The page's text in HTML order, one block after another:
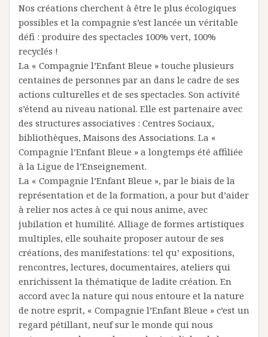
Nos créations cherchent à être le plus écologiques
possibles et la compagnie s’est lancée un véritable
défi : produire des spectacles 100% vert, 100%
recyclés !
La « Compagnie l’Enfant Bleue » touche plusieurs
centaines de personnes par an dans le cadre de ses
actions culturelles et de ses spectacles. Son activité
s’étend au niveau national. Elle est partenaire avec
des structures associatives : Centres Sociaux,
bibliothèques, Maisons des Associations. La «
Compagnie l’Enfant Bleue » a longtemps été affiliée
à la Ligue de l’Enseignement.
La « Compagnie l’Enfant Bleue », par le biais de la
représentation et de la formation, a pour but d’aider
à relier nos actes à ce qui nous anime, avec
jubilation et humilité. Alliage de formes artistiques
multiples, elle souhaite proposer autour de ses
créations, des manifestations: tel qu’ expositions,
rencontres, lectures, documentaires, ateliers qui
enrichissent la thématique de ladite création. En
accord avec la nature qui nous entoure et la nature
de notre esprit, « Compagnie l’Enfant Bleue » c’est un
regard pétillant, neuf sur le monde qui nous